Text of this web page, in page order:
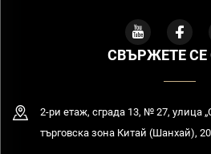
СВЪРЖЕТЕ СЕ
2-ри етаж, сграда 13, № 27, улица
търговска зона Китай (Шанхай),